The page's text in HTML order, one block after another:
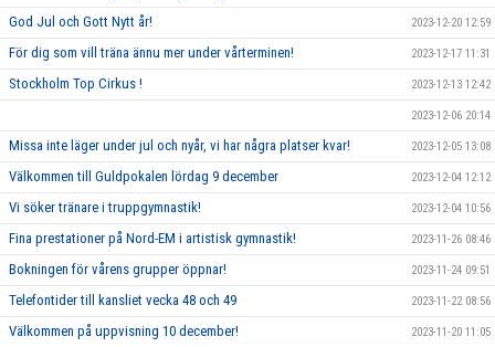
God Jul och Gott Nytt år! 2023-12-20 12:59
För dig som vill träna ännu mer under vårterminen! 2023-12-17 11:31
Stockholm Top Cirkus ! 2023-12-13 12:42
2023-12-06 20:14
Missa inte läger under jul och nyår, vi har några platser kvar! 2023-12-05 13:08
Välkommen till Guldpokalen lördag 9 december 2023-12-04 12:12
Vi söker tränare i truppgymnastik! 2023-12-04 10:56
Fina prestationer på Nord-EM i artistisk gymnastik! 2023-11-26 08:46
Bokningen för vårens grupper öppnar! 2023-11-24 09:51
Telefontider till kansliet vecka 48 och 49 2023-11-22 08:56
Välkommen på uppvisning 10 december! 2023-11-20 11:05